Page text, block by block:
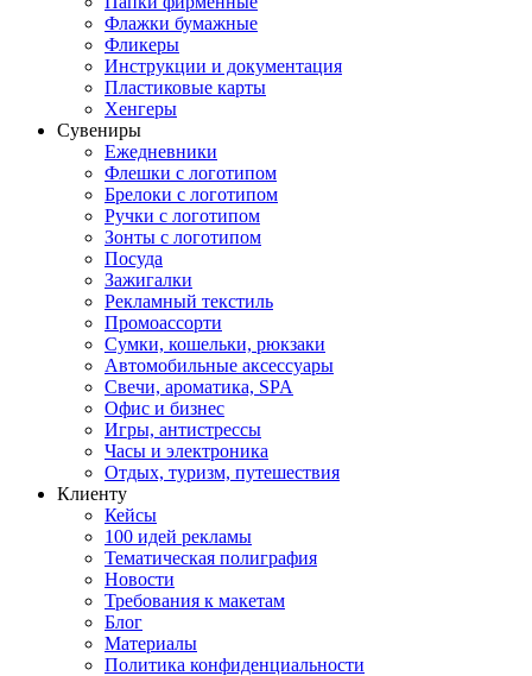
Флажки бумажные
Фликеры
Инструкции и документация
Пластиковые карты
Хенгеры
Сувениры
Ежедневники
Флешки с логотипом
Брелоки с логотипом
Ручки с логотипом
Зонты с логотипом
Посуда
Зажигалки
Рекламный текстиль
Промоассорти
Сумки, кошельки, рюкзаки
Автомобильные аксессуары
Свечи, ароматика, SPA
Офис и бизнес
Игры, антистрессы
Часы и электроника
Отдых, туризм, путешествия
Клиенту
Кейсы
100 идей рекламы
Тематическая полиграфия
Новости
Требования к макетам
Блог
Материалы
Политика конфиденциальности